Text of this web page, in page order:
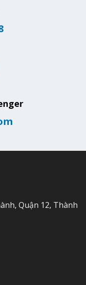
Quận 12, Thành